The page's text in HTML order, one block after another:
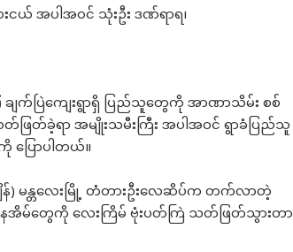
ယ် အပါအဝင် သုံးဦး ဒဏ်ရာရ၊
ျက်ပြဲကျေးရွာရှိ ပြည်သူတွေကို အာဏာသိမ်း စစ်
ြတ်ခဲ့ရာ အမျိုးသမီးကြီး အပါအဝင် ရွာခံပြည်သူ
ြောပါတယ်။
န်) မန္တလေးမြို့ တံတားဦးလေဆိပ်က တက်လာတဲ့
အိမ်တွေကို လေးကြိမ် ဗုံးပတ်ကြဲ သတ်ဖြတ်သွားတာ